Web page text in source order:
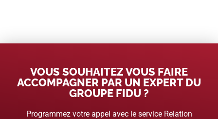
VOUS SOUHAITEZ VOUS FAIRE
ACCOMPAGNER PAR UN EXPERT DU
GROUPE FIDU ?
Programmez votre appel avec le service Relation